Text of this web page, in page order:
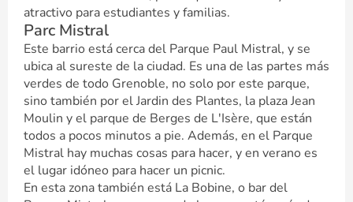
atractivo para estudiantes y familias.
Parc Mistral
Este barrio está cerca del Parque Paul Mistral, y se
ubica al sureste de la ciudad. Es una de las partes más
verdes de todo Grenoble, no solo por este parque,
sino también por el Jardin des Plantes, la plaza Jean
Moulin y el parque de Berges de L'Isère, que están
todos a pocos minutos a pie. Además, en el Parque
Mistral hay muchas cosas para hacer, y en verano es
el lugar idóneo para hacer un picnic.
En esta zona también está La Bobine, o bar del